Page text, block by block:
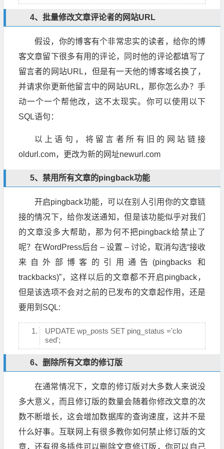
4、批量修改文章评论者的网站URL
假设，你的博客有个非常忠实的读者，给你的博
客文章留下很多有用的评论，同时他的评论都填写了
留言者的网站URL，但是有一天他的博客域名换了，
并请求你更新他留言中的网站URL，那你怎么办？手
动一个一个帮他改，这不太现实。你可以使用以下
SQL语句：
以上语句，将留言者所有旧的网站链接
oldurl.com，更改为新的网址newurl.com
5、禁用所有文章的pingback功能
开启pingback功能，可以在别人引用你的文章链
接的情况下，给你发送通知，但是该功能似乎对我们
的文章没多大帮助，那为何不把pingback给禁止了
呢？在WordPress后台 – 设置 – 讨论，取消勾选“接收
来自外部博客的引用通告(pingbacks 和
trackbacks)”，这样以后的文章都不开启pingback，
但是该选项不会对之前的已发布的文章起作用，还是
要用到SQL:
UPDATE wp_posts SET ping_status ='clo
sed';
6、删除所有文章的修订版
在通常情况下，文章的修订版对大多数人来说没
多大意义，而且修订版的数量会随着你修改文章的次
数不断增长，这会增加数据库的查询速度，这并不是
什么好事。互联网上有很多教你如何禁止修订版的文
章，还有很多插件可以删除文章修订版，你可以自己